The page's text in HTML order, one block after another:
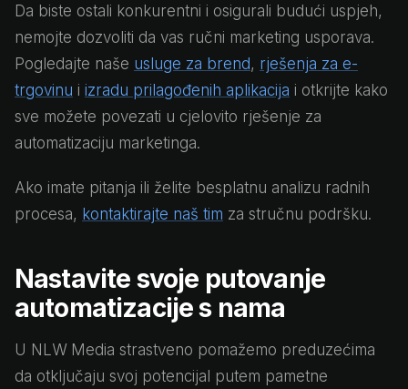
Da biste ostali konkurentni i osigurali budući uspjeh,
nemojte dozvoliti da vas ručni marketing usporava.
Pogledajte naše usluge za brend, rješenja za e-
trgovinu i izradu prilagođenih aplikacija i otkrijte kako
sve možete povezati u cjelovito rješenje za
automatizaciju marketinga.
Ako imate pitanja ili želite besplatnu analizu radnih
procesa, kontaktirajte naš tim za stručnu podršku.
Nastavite svoje putovanje
automatizacije s nama
U NLW Media strastveno pomažemo preduzećima
da otključaju svoj potencijal putem pametne